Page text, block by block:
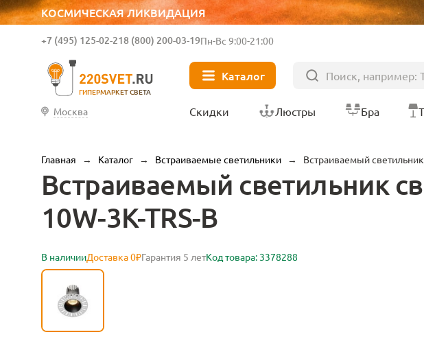
КОСМИЧЕСКАЯ ЛИКВИДАЦИЯ
ГИПЕРМАРКЕТ СВЕТА
+7 (495) 125-02-218 (800) 200-03-19Пн-Вс 9:00-21:00
Каталог
Москва Скидки Люстры Бра
Главная → Каталог → Встраиваемые светильники → Встраиваемый
Встраиваемый светильник
10W-3K-TRS-B
В наличииДоставка 0₽Гарантия 5 летКод товара: 3378288